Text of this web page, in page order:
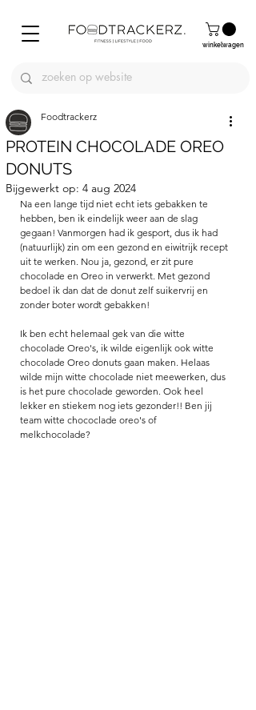
winkelwagen
PROTEIN CHOCOLADE OREO
DONUTS
Foodtrackerz
Bijgewerkt op: 4 aug 2024
Na een lange tijd niet echt iets gebakken te
hebben, ben ik eindelijk weer aan de slag
gegaan! Vanmorgen had ik gesport, dus ik had
(natuurlijk) zin om een gezond en eiwitrijk recept
uit te werken. Nou ja, gezond, er zit pure
chocolade en Oreo in verwerkt. Met gezond
bedoel ik dan dat de donut zelf suikervrij en
zonder boter wordt gebakken!
Ik ben echt helemaal gek van die witte
chocolade Oreo's, ik wilde eigenlijk ook witte
chocolade Oreo donuts gaan maken. Helaas
wilde mijn witte chocolade niet meewerken, dus
is het pure chocolade geworden. Ook heel
lekker en stiekem nog iets gezonder!! Ben jij
team witte chococlade oreo's of
melkchocolade?